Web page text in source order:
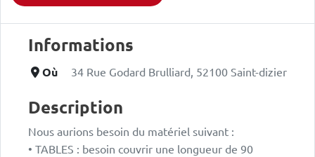
Description
Nous aurions besoin du matériel suivant :
• TABLES : besoin couvrir une longueur de 90
Informations
Où 34 Rue Godard Brulliard, 52100 Saint-dizier